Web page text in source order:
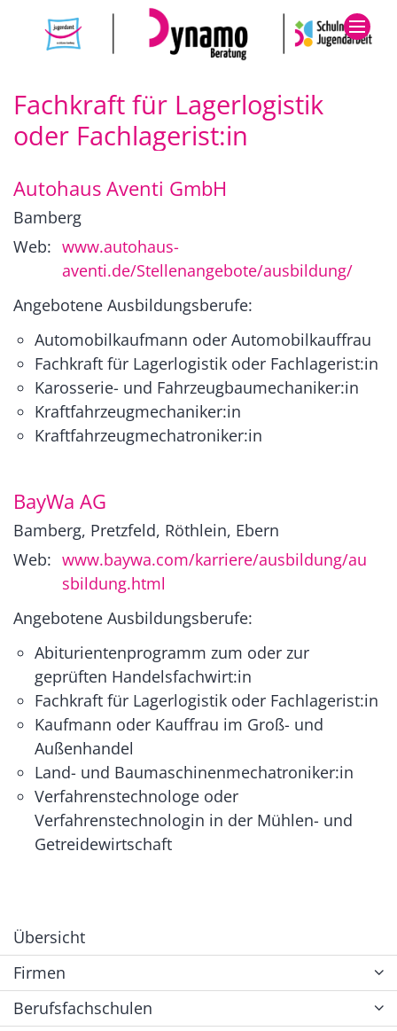
Zum Inhalt springen
Fachkraft für Lagerlogistik
oder Fachlagerist:in
Autohaus Aventi GmbH
Bamberg
Web: www.autohaus-
aventi.de/Stellenangebote/ausbildung/
Angebotene Ausbildungsberufe:
Automobilkaufmann oder Automobilkauffrau
Fachkraft für Lagerlogistik oder Fachlagerist:in
Karosserie- und Fahrzeugbaumechaniker:in
Kraftfahrzeugmechaniker:in
Kraftfahrzeugmechatroniker:in
BayWa AG
Bamberg, Pretzfeld, Röthlein, Ebern
Web: www.baywa.com/karriere/ausbildung/au
sbildung.html
Angebotene Ausbildungsberufe:
Abiturientenprogramm zum oder zur
geprüften Handelsfachwirt:in
Fachkraft für Lagerlogistik oder Fachlagerist:in
Kaufmann oder Kauffrau im Groß- und
Außenhandel
Land- und Baumaschinenmechatroniker:in
Verfahrenstechnologe oder
Verfahrenstechnologin in der Mühlen- und
Getreidewirtschaft
Übersicht
Firmen
Berufsfachschulen